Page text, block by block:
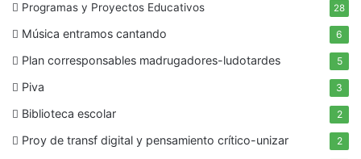
Programas y Proyectos Educativos 28
Música entramos cantando 6
Plan corresponsables madrugadores-ludotardes 5
Piva 3
Biblioteca escolar 2
Proy de transf digital y pensamiento crítico-unizar 2